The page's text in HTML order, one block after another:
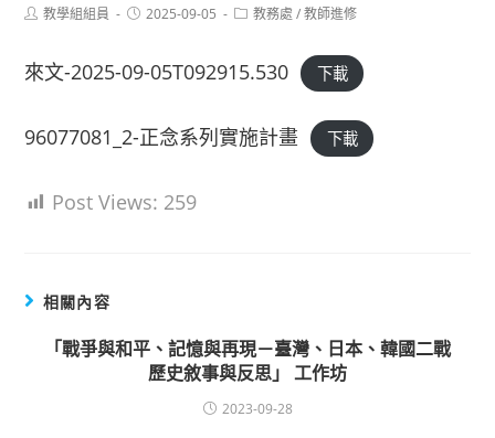
Post教學組組員
Post2025-09-05
Post教務處 / 教師進修
來文-2025-09-05T092915.530 下載
96077081_2-正念系列實施計畫 下載
Post Views: 259
相關內容
「戰爭與和平、記憶與再現－臺灣、日本、韓國二戰
歷史敘事與反思」 工作坊
2023-09-28